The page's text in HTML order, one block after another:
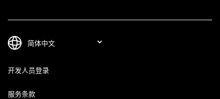
开发人员登录
服务条款